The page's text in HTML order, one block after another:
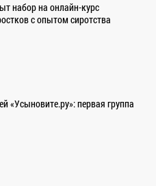
набор на онлайн-курс
с опытом сиротства
первая группа